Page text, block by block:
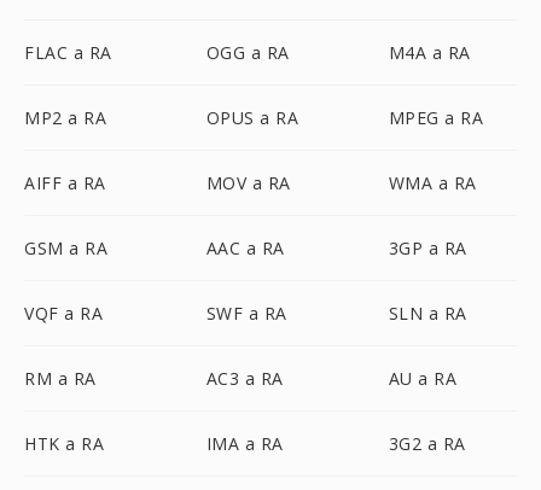
FLAC a RA OGG a RA M4A a RA
MP2 a RA OPUS a RA MPEG a RA
AIFF a RA MOV a RA WMA a RA
GSM a RA AAC a RA 3GP a RA
VQF a RA SWF a RA SLN a RA
RM a RA AC3 a RA AU a RA
HTK a RA IMA a RA 3G2 a RA